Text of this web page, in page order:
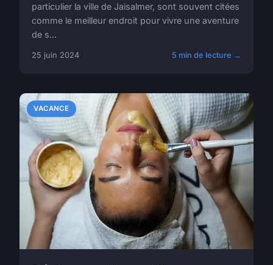
particulier la ville de Jaisalmer, sont souvent citées
comme le meilleur endroit pour vivre une aventure
de s...
25 juin 2024 5 min de lecture →
VACANCE